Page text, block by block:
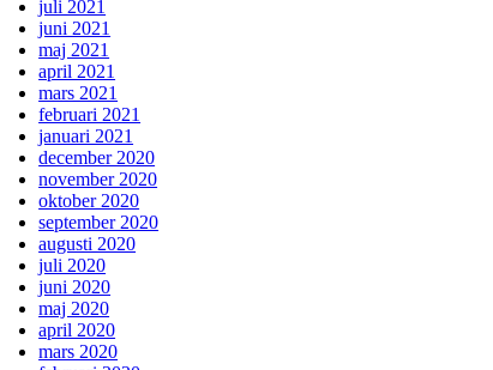
juli 2021
juni 2021
maj 2021
april 2021
mars 2021
februari 2021
januari 2021
december 2020
november 2020
oktober 2020
september 2020
augusti 2020
juli 2020
juni 2020
maj 2020
april 2020
mars 2020